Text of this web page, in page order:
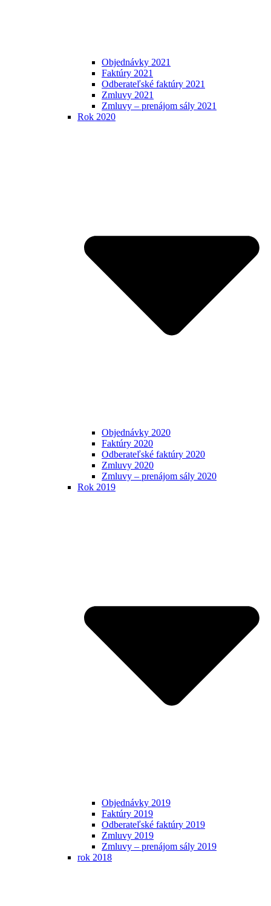
Objednávky 2021
Faktúry 2021
Odberateľské faktúry 2021
Zmluvy 2021
Zmluvy – prenájom sály 2021
Rok 2020
Objednávky 2020
Faktúry 2020
Odberateľské faktúry 2020
Zmluvy 2020
Zmluvy – prenájom sály 2020
Rok 2019
Objednávky 2019
Faktúry 2019
Odberateľské faktúry 2019
Zmluvy 2019
Zmluvy – prenájom sály 2019
rok 2018